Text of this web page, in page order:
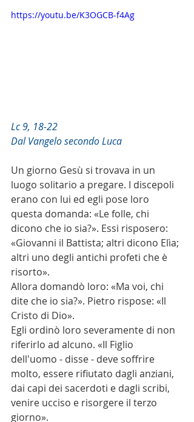
https://youtu.be/K3OGCB-f4Ag
Lc 9, 18-22
Dal Vangelo secondo Luca
Un giorno Gesù si trovava in un
luogo solitario a pregare. I discepoli
erano con lui ed egli pose loro
questa domanda: «Le folle, chi
dicono che io sia?». Essi risposero:
«Giovanni il Battista; altri dicono Elìa;
altri uno degli antichi profeti che è
risorto».
Allora domandò loro: «Ma voi, chi
dite che io sia?». Pietro rispose: «Il
Cristo di Dio».
Egli ordinò loro severamente di non
riferirlo ad alcuno. «Il Figlio
dell'uomo - disse - deve soffrire
molto, essere rifiutato dagli anziani,
dai capi dei sacerdoti e dagli scribi,
venire ucciso e risorgere il terzo
giorno».